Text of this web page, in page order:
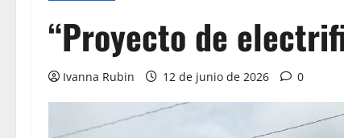
“Proyecto de
Ivanna Rubin 12 de junio de 2026 0